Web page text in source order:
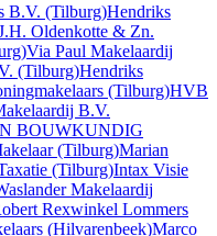
B.V. (Tilburg)Hendriks
Oldenkotte & Zn.
Via Paul Makelaardij
(Tilburg)Hendriks
(Tilburg)HVB
B.V.
BOUWKUNDIG
(Tilburg)Marian
(Tilburg)Intax Visie
Makelaardij
Rexwinkel Lommers
(Hilvarenbeek)Marco